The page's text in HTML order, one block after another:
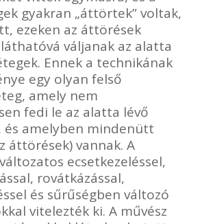
gyakran „áttörtek” voltak,
ezeken az áttörések
váljanak az alatta
Ennek a technikának
egy olyan felső
amely nem
fedi le az alatta lévő
és amelyben mindenütt
áttörések) vannak. A
ecsetkezeléssel,
rovátkázással,
és sűrűségben változó
vitelezték ki. A művész